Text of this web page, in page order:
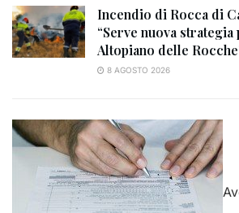
Incendio di Rocca di
“Serve nuova strategia
Altopiano delle
8 AGOSTO 2026